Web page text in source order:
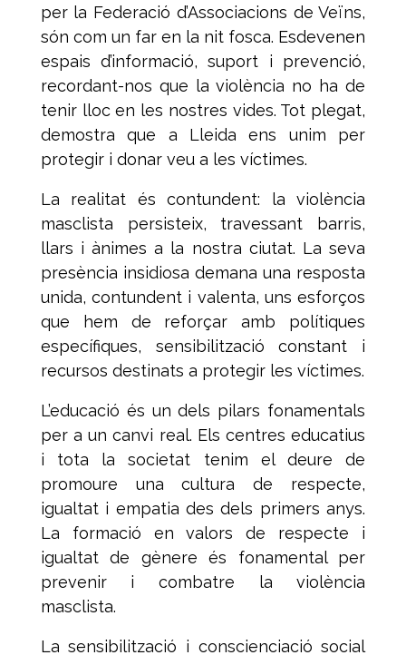
per la Federació d’Associacions de Veïns,
són com un far en la nit fosca. Esdevenen
espais d’informació, suport i prevenció,
recordant-nos que la violència no ha de
tenir lloc en les nostres vides. Tot plegat,
demostra que a Lleida ens unim per
protegir i donar veu a les víctimes.
La realitat és contundent: la violència
masclista persisteix, travessant barris,
llars i ànimes a la nostra ciutat. La seva
presència insidiosa demana una resposta
unida, contundent i valenta, uns esforços
que hem de reforçar amb polítiques
específiques, sensibilització constant i
recursos destinats a protegir les víctimes.
L’educació és un dels pilars fonamentals
per a un canvi real. Els centres educatius
i tota la societat tenim el deure de
promoure una cultura de respecte,
igualtat i empatia des dels primers anys.
La formació en valors de respecte i
igualtat de gènere és fonamental per
prevenir i combatre la violència
masclista.
La sensibilització i conscienciació social